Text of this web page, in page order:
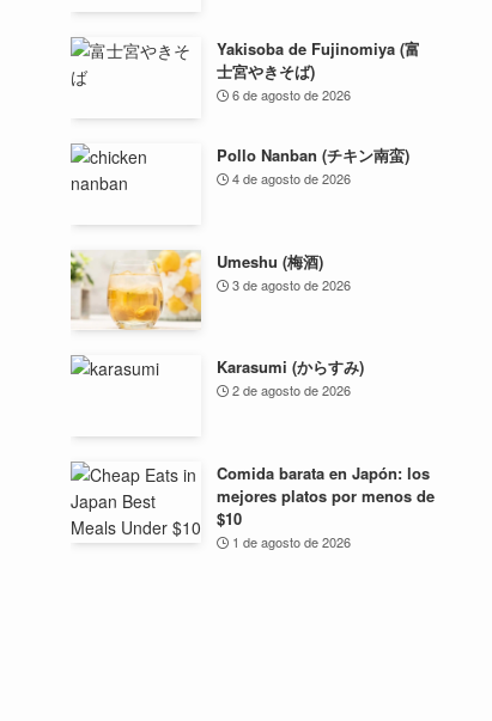
Yakisoba de Fujinomiya (富
士宮やきそば)
6 de agosto de 2026
Pollo Nanban (チキン南蛮)
4 de agosto de 2026
Umeshu (梅酒)
3 de agosto de 2026
Karasumi (からすみ)
2 de agosto de 2026
Comida barata en Japón: los
mejores platos por menos de
$10
1 de agosto de 2026